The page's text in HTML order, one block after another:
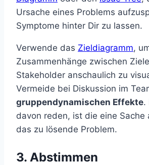
Ursache eines Problems
Symptome hinter Dir zu lassen.
Verwende das Zieldiagramm,
Zusammenhänge zwischen
Stakeholder anschaulich zu
Vermeide bei Diskussion im
gruppendynamischen Effekte.
davon reden, ist die eine Sache
das zu lösende Problem.
3. Abstimmen